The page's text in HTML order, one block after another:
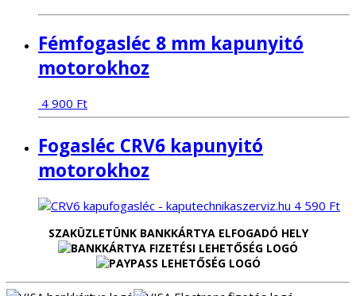
Fémfogasléc 8 mm kapunyitó
motorokhoz
4 900 Ft
Fogasléc CRV6 kapunyitó
motorokhoz
4 590 Ft
SZAKÜZLETÜNK BANKKÁRTYA ELFOGADÓ HELY